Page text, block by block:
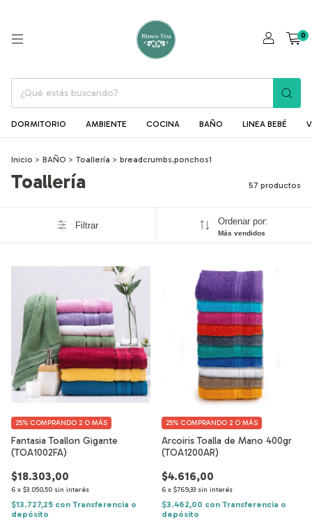
0
DORMITORIO AMBIENTE COCINA BAÑO LINEA BEBÉ
Inicio > BAÑO > Toallería > breadcrumbs.ponchos1
Toallería 57 productos
Filtrar Ordenar por:
Más vendidos
Fantasia Toallon Gigante
(TOA1002FA)
$18.303,00
6 x $3.050,50 sin interés
25% COMPRANDO 2 O MÁS
$13.727,25 con Transferencia o
depósito
Arcoiris Toalla de Mano 400gr
(TOA1200AR)
$4.616,00
6 x $769,33 sin interés
25% COMPRANDO 2 O MÁS
$3.462,00 con Transferencia o
depósito